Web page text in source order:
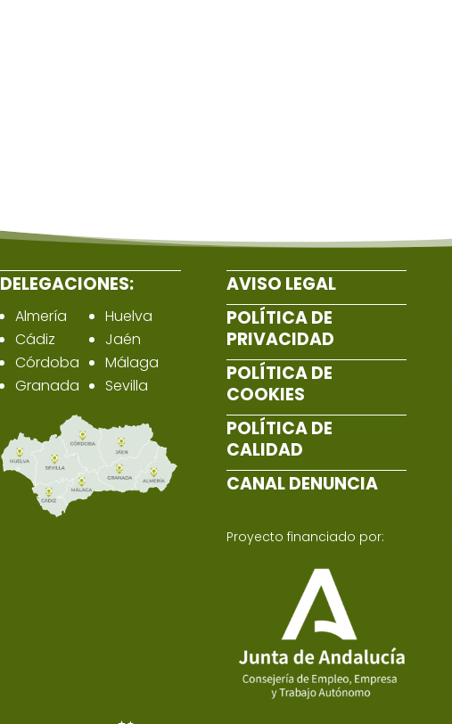
DELEGACIONES:
Almería
Cádiz
Córdoba
Granada
Huelva
Jaén
Málaga
Sevilla
AVISO LEGAL
POLÍTICA DE
PRIVACIDAD
POLÍTICA DE
COOKIES
POLÍTICA DE
CALIDAD
CANAL DENUNCIA
Proyecto financiado por: